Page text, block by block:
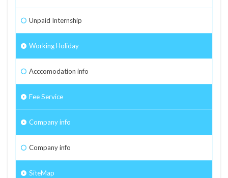
Unpaid Internship
Working Holiday
Acccomodation info
Fee Service
Company info
Company info
SiteMap